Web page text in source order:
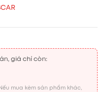
giá chỉ còn:
mua kèm sản phẩm khác,